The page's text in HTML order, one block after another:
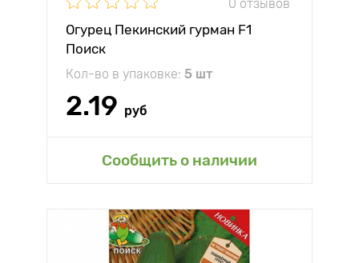
0 отзывов
Огурец Пекинский гурман F1
Поиск
Кол-во в упаковке: 5 шт
2.19 руб
Сообщить о наличии